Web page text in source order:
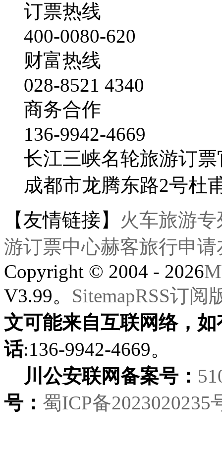
订票热线
400-0080-620
财富热线
028-8521 4340
商务合作
136-9942-4669
长江三峡名轮旅游订
成都市龙腾东路2号杜
【友情链接】 火车旅游专
游订票中心赫客旅行申请
Copyright © 2004 - 2026
V3.99。 SitemapRSS订阅
文可能来自互联网络，
话:136-9942-4669。
川公安联网备案号：
号： 蜀ICP备2023020235